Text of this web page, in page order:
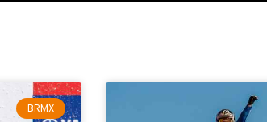
BRMX